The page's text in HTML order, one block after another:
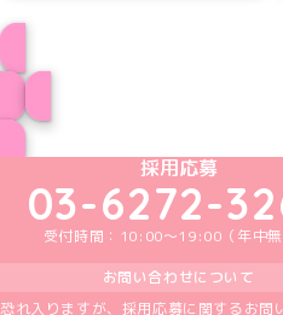
めいどりーみ
めいどり
めい
採用応募
03-6272-
受付時間：10:00～19:00（年中無
お問い合わせについて
恐れ入りますが、採用応募に関するお問